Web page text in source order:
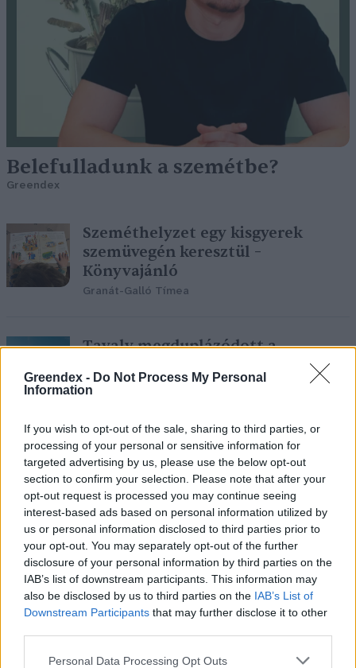
Greendex - Do Not Process My Personal
Information
If you wish to opt-out of the sale, sharing to third parties, or
processing of your personal or sensitive information for
targeted advertising by us, please use the below opt-out
section to confirm your selection. Please note that after your
opt-out request is processed you may continue seeing
interest-based ads based on personal information utilized by
us or personal information disclosed to third parties prior to
your opt-out. You may separately opt-out of the further
disclosure of your personal information by third parties on the
IAB’s list of downstream participants. This information may
also be disclosed by us to third parties on the IAB’s List of
Downstream Participants that may further disclose it to other
Personal Data Processing Opt Outs
Belefulladunk a szemétbe?
Greendex
Szeméthelyzet egy kisgyerek
szemüvegén keresztül –
Könyvajánló
Granát-Galló Tímea
Tavaly megduplázódott a
újrahasznosítható hulladék
Mérgelődő: meddig kell még nézni
az erdőben hagyott szemetet?
Granát-Galló Tímea
Búcsúzz zölden a karácsonyfádtól,
hasznosítsd újra a kertben!
Skultéti Bernadett